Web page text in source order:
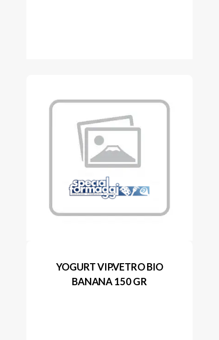
YOGURT VIP.VETRO BIO
BANANA 150 GR